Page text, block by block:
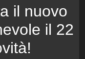
il nuovo
il 22